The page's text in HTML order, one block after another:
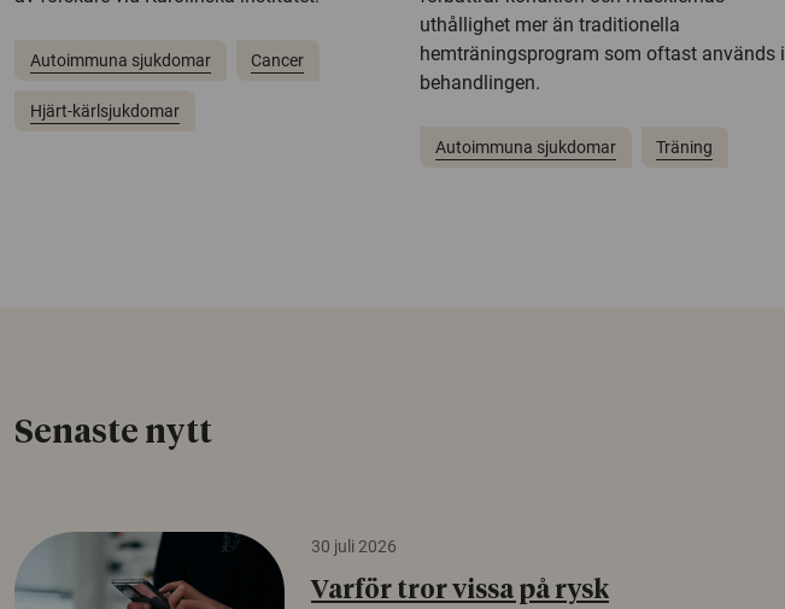
Autoimmuna sjukdomar Cancer
Hjärt-kärlsjukdomar
uthållighet mer än traditionella
hemträningsprogram som oftast används i
behandlingen.
Autoimmuna sjukdomar Träning
Senaste nytt
30 juli 2026
Varför tror vissa på rysk